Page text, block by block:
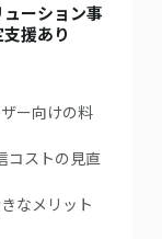
ューション事
援あり
ー向けの料
コストの見直
なメリット